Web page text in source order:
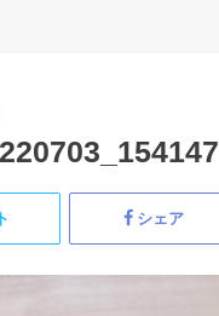
シェア